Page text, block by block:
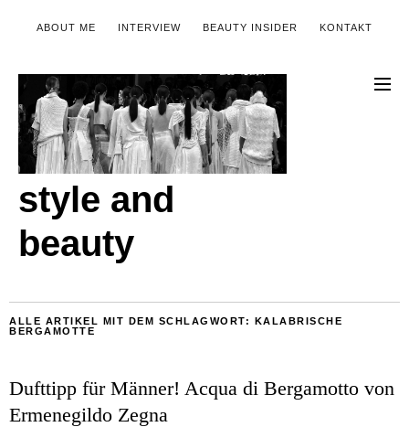
ABOUT ME INTERVIEW BEAUTY INSIDER KONTAKT
style and
beauty
ALLE ARTIKEL MIT DEM SCHLAGWORT: KALABRISCHE
BERGAMOTTE
Dufttipp für Männer! Acqua di Bergamotto von
Ermenegildo Zegna